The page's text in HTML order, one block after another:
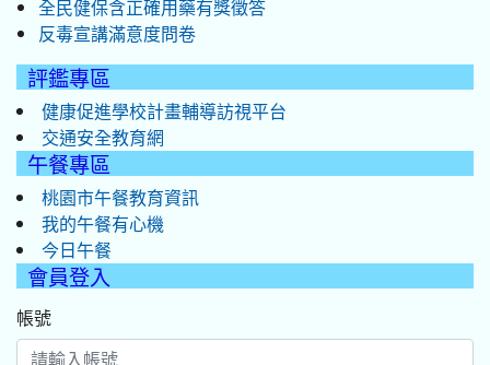
全民健保含正確用藥有獎徵答
反毒宣講滿意度問卷
評鑑專區
健康促進學校計畫輔導訪視平台
交通安全教育網
午餐專區
桃園市午餐教育資訊
我的午餐有心機
今日午餐
會員登入
帳號